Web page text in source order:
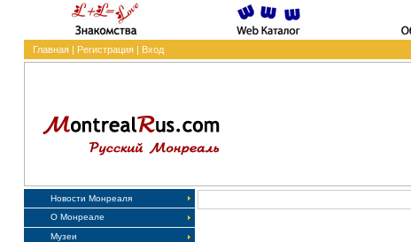
Главная| Регистрация| Вход
Новости Монреаля
О Монреале
Музеи